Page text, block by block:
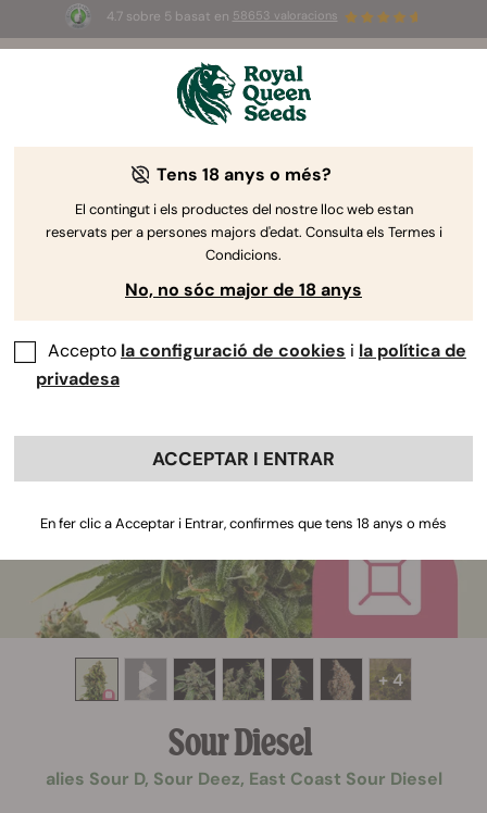
4.7 sobre 5 basat en 58653 valoracions
Summer Sales: ¡Hasta un 50%
de descuento! ⏤
+ 4
Sour Diesel
alies Sour D, Sour Deez, East Coast Sour Diesel
Tens 18 anys o més?
El contingut i els productes del nostre lloc web estan
reservats per a persones majors d'edat. Consulta els Termes i
Condicions.
No, no sóc major de 18 anys
Accepto la configuració de cookies i la política de
privadesa
ACCEPTAR I ENTRAR
En fer clic a Acceptar i Entrar, confirmes que tens 18 anys o més